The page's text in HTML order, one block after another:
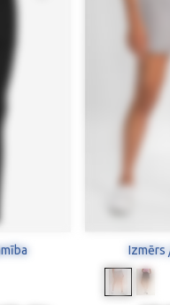
Izmērs